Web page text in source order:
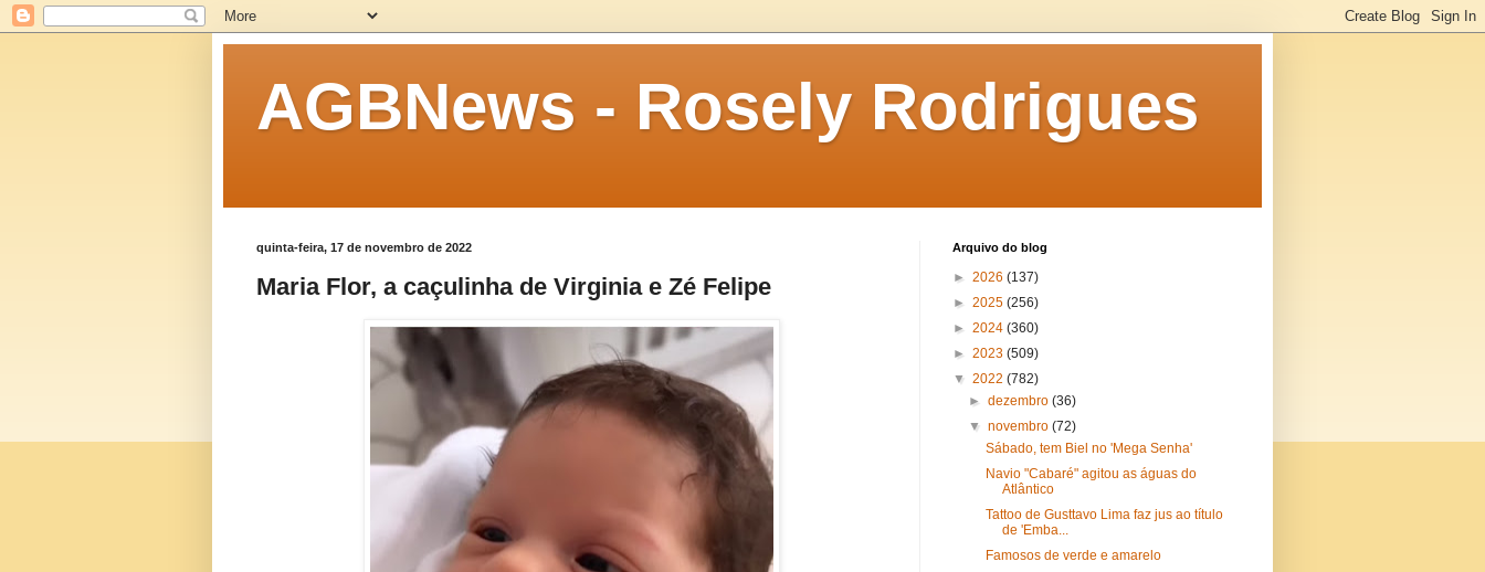
AGBNews - Rosely Rodrigues
quinta-feira, 17 de novembro de 2022
Maria Flor, a caçulinha de Virginia e Zé Felipe
Arquivo do blog
► 2026 (137)
► 2025 (256)
► 2024 (360)
► 2023 (509)
▼ 2022 (782)
►dezembro(36)
▼novembro(72)
Sábado, tem Biel no 'Mega Senha'
Navio "Cabaré" agitou as águas do
Atlântico
Tattoo de Gusttavo Lima faz jus ao título
de 'Emba...
Famosos de verde e amarelo